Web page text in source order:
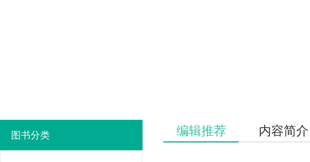
图书分类 编辑推荐 内容简介